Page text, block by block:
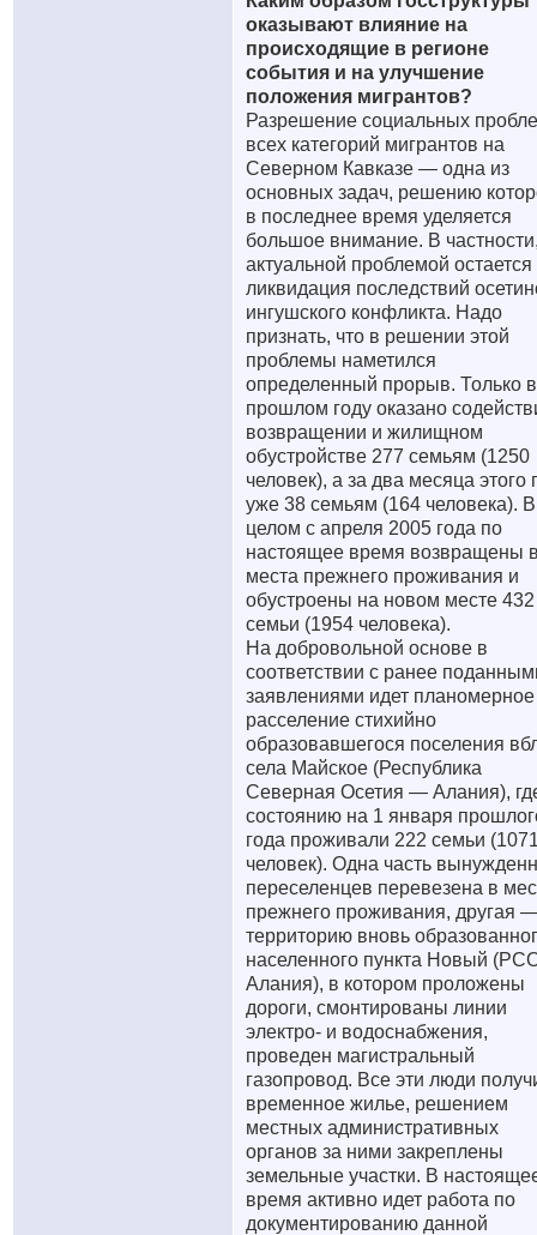
оказывают влияние на
происходящие в регионе
события и на улучшение
положения мигрантов?
Разрешение социальных
всех категорий мигрантов на
Северном Кавказе — одна из
основных задач, решению
в последнее время уделяется
большое внимание. В
актуальной проблемой остается
ликвидация последствий
ингушского конфликта. Надо
признать, что в решении этой
проблемы наметился
определенный прорыв. Только в
прошлом году оказано
возвращении и жилищном
обустройстве 277 семьям (1250
человек), а за два месяца этого
уже 38 семьям (164 человека). В
целом с апреля 2005 года по
настоящее время возвращены
места прежнего проживания и
обустроены на новом месте 432
семьи (1954 человека).
На добровольной основе в
соответствии с ранее
заявлениями идет планомерное
расселение стихийно
образовавшегося поселения
села Майское (Республика
Северная Осетия — Алания),
состоянию на 1 января
года проживали 222 семьи
человек). Одна часть
переселенцев перевезена в
прежнего проживания, другая
территорию вновь
населенного пункта Новый
Алания), в котором проложены
дороги, смонтированы линии
электро- и водоснабжения,
проведен магистральный
газопровод. Все эти люди
временное жилье, решением
местных административных
органов за ними закреплены
земельные участки. В
время активно идет работа по
документированию данной